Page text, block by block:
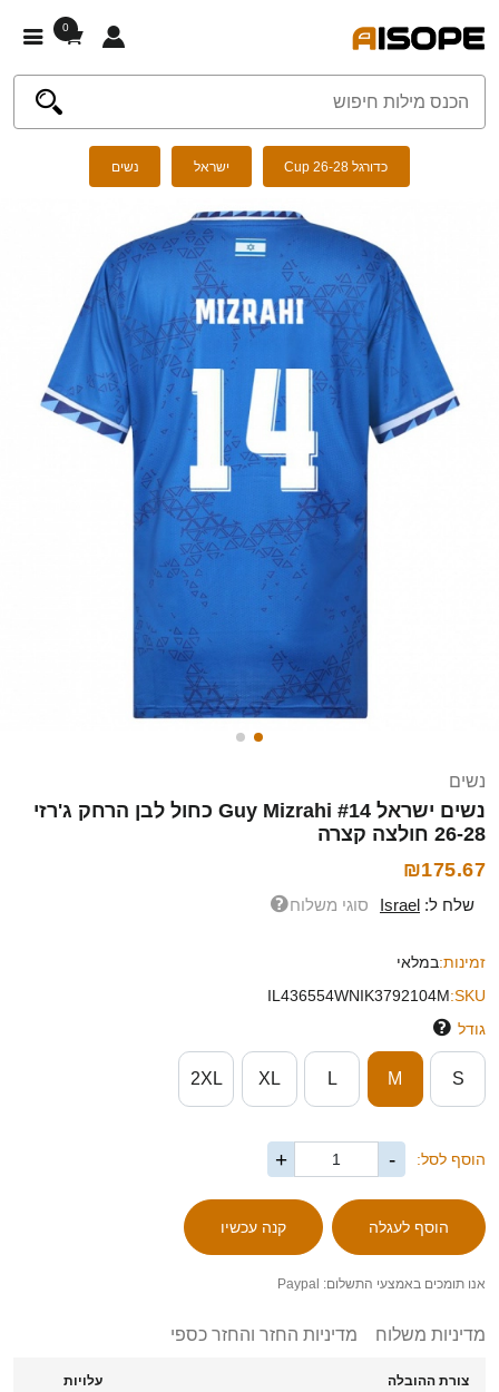
0
כדורגל Cup 26-28 ישראל נשים
נשים
נשים ישראל Guy Mizrahi #14 כחול לבן הרחק ג'רזי
26-28 חולצה קצרה
₪175.67
שלח ל: Israel סוגי משלוח
זמינות:במלאי
SKU:
IL436554WNIK3792104M
גודל
S
M
L
XL
2XL
הוסף לסל: -
+
אנו תומכים באמצעי התשלום: Paypal
מדיניות משלוח מדיניות החזר והחזר כספי
צורת ההובלה עלויות